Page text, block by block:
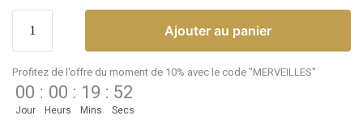
Ajouter au panier
Profitez de l'offre du moment de 10% avec le code "MERVEILLES"
00
Jour
: 00
Heurs
: 19
Mins
: 52
Secs